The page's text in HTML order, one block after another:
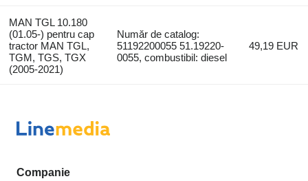
MAN TGL 10.180
(01.05-) pentru cap
tractor MAN TGL,
TGM, TGS, TGX
(2005-2021)
Număr de catalog:
51192200055 51.19220-
0055, combustibil: diesel
49,19 EUR
Companie